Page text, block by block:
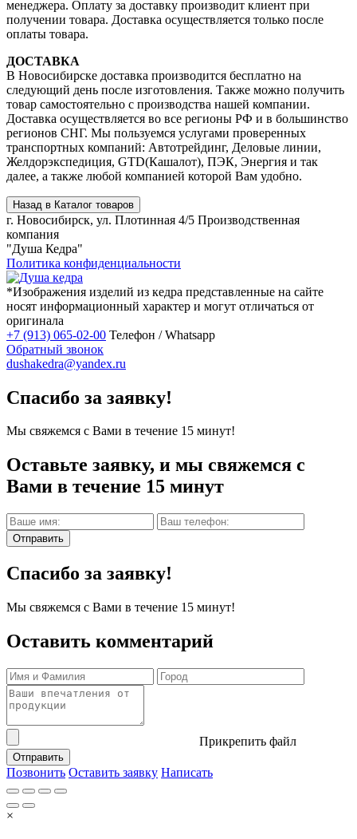
менеджера. Оплату за доставку производит клиент при
получении товара. Доставка осуществляется только после
оплаты товара.
ДОСТАВКА
В Новосибирске доставка производится бесплатно на
следующий день после изготовления. Также можно получить
товар самостоятельно с производства нашей компании.
Доставка осуществляется во все регионы РФ и в большинство
регионов СНГ. Мы пользуемся услугами проверенных
транспортных компаний: Автотрейдинг, Деловые линии,
Желдорэкспедиция, GTD(Кашалот), ПЭК, Энергия и так
далее, а также любой компанией которой Вам удобно.
г. Новосибирск, ул. Плотинная 4/5 Производственная
компания
"Душа Кедра"
Политика конфиденциальности
*Изображения изделий из кедра представленные на сайте
носят информационный характер и могут отличаться от
оригинала
+7 (913) 065-02-00 Телефон / Whatsapp
Обратный звонок
dushakedra@yandex.ru
Спасибо за заявку!
Мы свяжемся с Вами в течение 15 минут!
Оставьте заявку, и мы свяжемся с
Вами в течение 15 минут
Отправить
Спасибо за заявку!
Мы свяжемся с Вами в течение 15 минут!
Оставить комментарий
Прикрепить файл
Отправить
Позвонить Оставить заявку Написать
×